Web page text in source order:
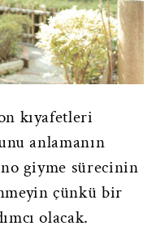
kıyafetleri
anlamanın
giyme sürecinin
çünkü bir
olacak.